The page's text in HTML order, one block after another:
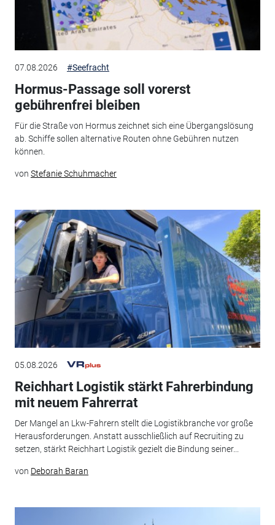
07.08.2026 #Seefracht
Hormus-Passage soll vorerst
gebührenfrei bleiben
Für die Straße von Hormus zeichnet sich eine Übergangslösung
ab. Schiffe sollen alternative Routen ohne Gebühren nutzen
können.
von Stefanie Schuhmacher
05.08.2026
Reichhart Logistik stärkt Fahrerbindung
mit neuem Fahrerrat
Der Mangel an Lkw-Fahrern stellt die Logistikbranche vor große
Herausforderungen. Anstatt ausschließlich auf Recruiting zu
setzen, stärkt Reichhart Logistik gezielt die Bindung seiner...
von Deborah Baran